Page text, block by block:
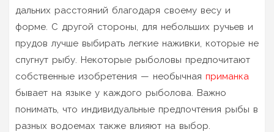
дальних расстояний благодаря своему весу и
форме. С другой стороны, для небольших ручьев и
прудов лучше выбирать легкие наживки, которые не
спугнут рыбу. Некоторые рыболовы предпочитают
собственные изобретения — необычная приманка
бывает на языке у каждого рыболова. Важно
понимать, что индивидуальные предпочтения рыбы в
разных водоемах также влияют на выбор.